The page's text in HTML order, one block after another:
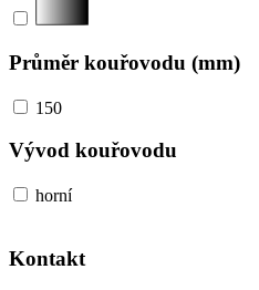
Průměr kouřovodu (mm)
150
Vývod kouřovodu
horní
Kontakt